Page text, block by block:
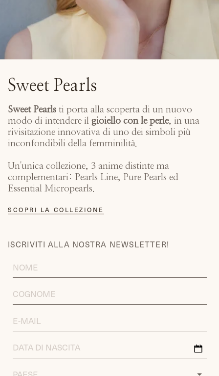
Sweet Pearls
Sweet Pearls ti porta alla scoperta di un nuovo
modo di intendere il gioiello con le perle, in una
rivisitazione innovativa di uno dei simboli più
inconfondibili della femminilità.
Un'unica collezione, 3 anime distinte ma
complementari: Pearls Line, Pure Pearls ed
Essential Micropearls.
SCOPRI LA COLLEZIONE
ISCRIVITI ALLA NOSTRA NEWSLETTER!
FIRST
NAME
LAST
NAME
EMAIL
ADDRESS
DATA
DI
COUNTRY